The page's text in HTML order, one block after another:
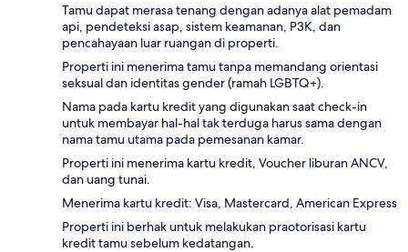
Tamu dapat merasa tenang dengan adanya alat pemadam
api, pendeteksi asap, sistem keamanan, P3K, dan
pencahayaan luar ruangan di properti.
Properti ini menerima tamu tanpa memandang orientasi
seksual dan identitas gender (ramah LGBTQ+).
Nama pada kartu kredit yang digunakan saat check-in
untuk membayar hal-hal tak terduga harus sama dengan
nama tamu utama pada pemesanan kamar.
Properti ini menerima kartu kredit, Voucher liburan ANCV,
dan uang tunai.
Menerima kartu kredit: Visa, Mastercard, American Express
Properti ini berhak untuk melakukan praotorisasi kartu
kredit tamu sebelum kedatangan.